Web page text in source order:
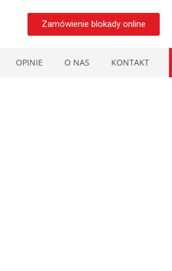
Zamówienie blokady online
OPINIE O NAS KONTAKT